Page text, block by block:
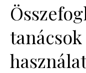
tanácsok